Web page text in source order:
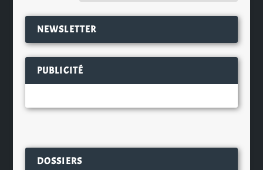
NEWSLETTER
PUBLICITÉ
DOSSIERS